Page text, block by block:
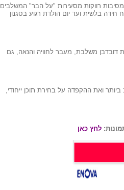
ומסיבות רווקות מסעירות "על הבר" המשלבים
חידה בלשית ועד יום הולדת רגוע בסגנון
דובדבן משלבת, מעבר לחוויה והנאה, גם
ואת ההקפדה על בחירת תוכן ייחודי,
לחץ כאן